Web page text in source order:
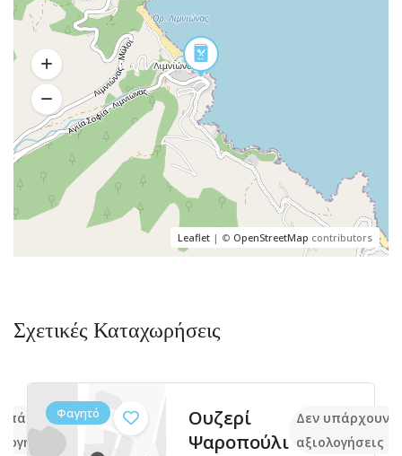
Leaflet | © OpenStreetMap contributors
Σχετικές Καταχωρήσεις
ακόμα
Φαγητό
Ουζερί
Ψαροπούλι
Δεν υπάρχουν
αξιολογήσεις